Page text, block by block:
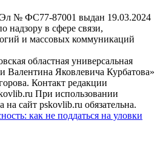
№ ФС77-87001 выдан 19.03.2024
надзору в сфере связи,
и массовых коммуникаций
областная универсальная
Валентина Яковлевича Курбатова»
Контакт редакции
При использовании
на сайт pskovlib.ru обязательна.
как не поддаться на уловки